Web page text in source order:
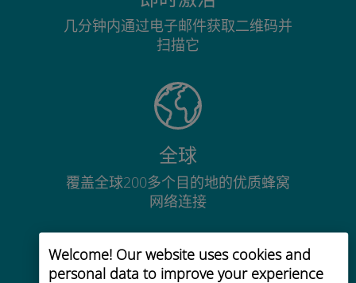
Welcome! Our website uses cookies and
personal data to improve your experience
几分钟内通过电子邮件获取二维码并
扫描它
全球
覆盖全球200多个目的地的优质蜂窝
网络连接